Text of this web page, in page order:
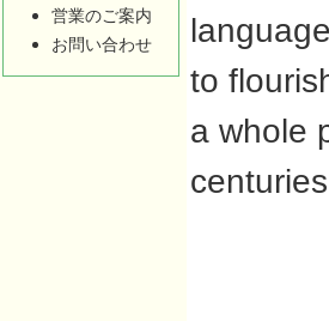
営業のご案内
お問い合わせ
to
a whole